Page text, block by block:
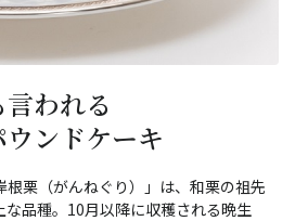
われる
ウンドケーキ
栗（がんねぐり）」は、和栗の祖先
な品種。10月以降に収穫される晩生